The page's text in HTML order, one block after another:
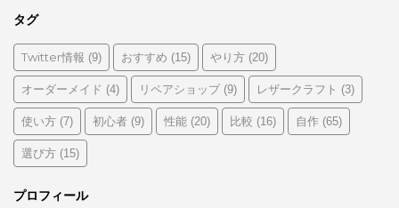
タグ
Twitter情報 (9) おすすめ (15) やり方 (20)
オーダーメイド (4) リペアショップ(9) レザークラフト (3)
使い方 (7) 初心者 (9) 性能 (20) 比較 (16) 自作 (65)
選び方 (15)
プロフィール